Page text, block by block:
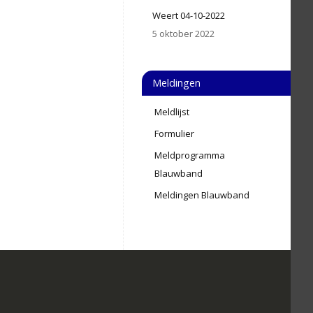
Weert 04-10-2022
5 oktober 2022
Meldingen
Meldlijst
Formulier
Meldprogramma
Blauwband
Meldingen Blauwband